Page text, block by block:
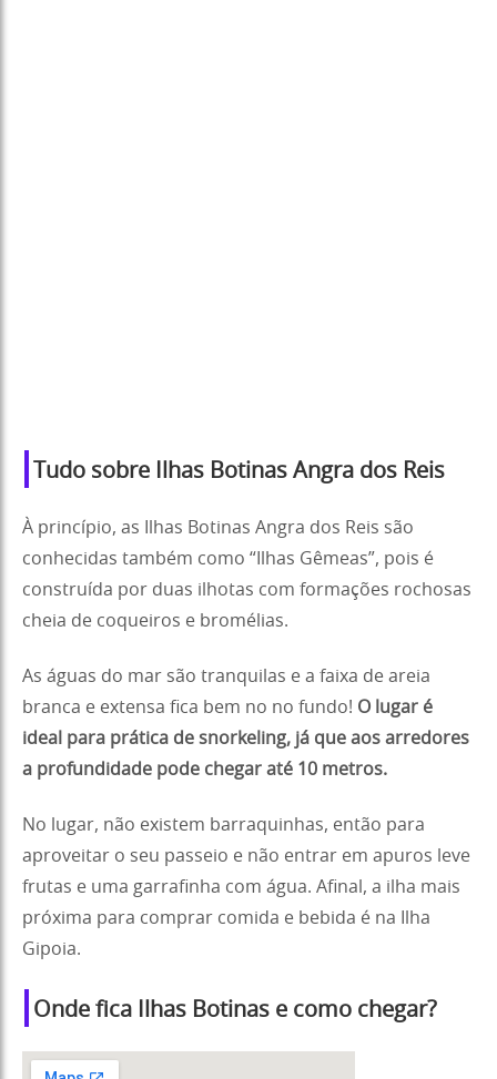
Tudo sobre Ilhas Botinas Angra dos Reis
À princípio, as Ilhas Botinas Angra dos Reis são
conhecidas também como “Ilhas Gêmeas”, pois é
construída por duas ilhotas com formações rochosas
cheia de coqueiros e bromélias.
As águas do mar são tranquilas e a faixa de areia
branca e extensa fica bem no no fundo! O lugar é
ideal para prática de snorkeling, já que aos arredores
a profundidade pode chegar até 10 metros.
No lugar, não existem barraquinhas, então para
aproveitar o seu passeio e não entrar em apuros leve
frutas e uma garrafinha com água. Afinal, a ilha mais
próxima para comprar comida e bebida é na Ilha
Gipoia.
Onde fica Ilhas Botinas e como chegar?